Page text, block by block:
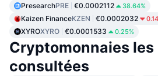
PresearchPRE €0.0002112 38.64%
Kaizen FinanceKZEN €0.0002032
XYROXYRO €0.0001533 0.25%
Cryptomonnaies les
consultées